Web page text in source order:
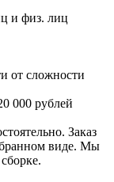
и физ. лиц
от сложности
000 рублей
Заказ
виде. Мы